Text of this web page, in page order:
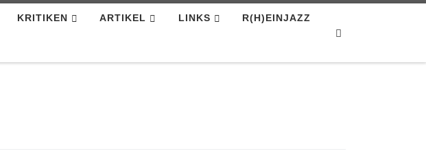
KRITIKEN ARTIKEL LINKS R(H)EINJAZZ